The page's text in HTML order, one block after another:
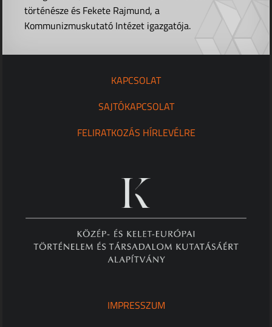
történésze és Fekete Rajmund, a
Kommunizmuskutató Intézet igazgatója.
KAPCSOLAT
SAJTÓKAPCSOLAT
FELIRATKOZÁS HÍRLEVÉLRE
IMPRESSZUM